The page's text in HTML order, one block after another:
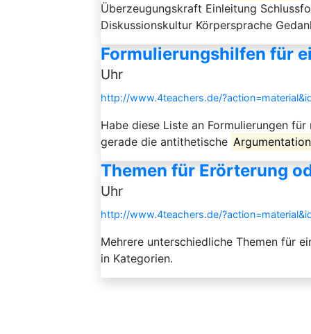
Überzeugungskraft Einleitung
Diskussionskultur Körpersprache
Formulierungshilfen für
Uhr
http://www.4teachers.de/
Habe diese Liste an Formulierungen
gerade die antithetische Argumentation
Themen für Erörterung
Uhr
http://www.4teachers.de/
Mehrere unterschiedliche Themen für
in Kategorien.